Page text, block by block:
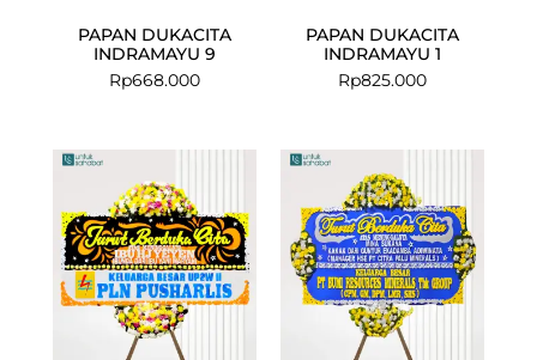
PAPAN DUKACITA
INDRAMAYU 9
Rp668.000
PAPAN DUKACITA
INDRAMAYU 1
Rp825.000
was:
Rp660.000.
is:
Rp649.000.